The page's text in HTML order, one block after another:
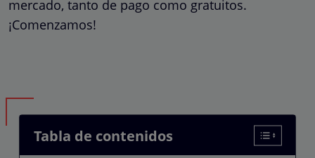
mercado, tanto de pago como gratuitos.
¡Comenzamos!
Tabla de contenidos